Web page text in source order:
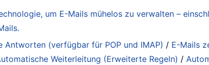
um E-Mails mühelos zu verwalten –
Antworten (verfügbar für POP und IMAP) / E-Mails
Weiterleitung (Erweiterte Regeln) /